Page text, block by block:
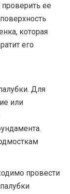
ее
которая
его
Для
или
провести